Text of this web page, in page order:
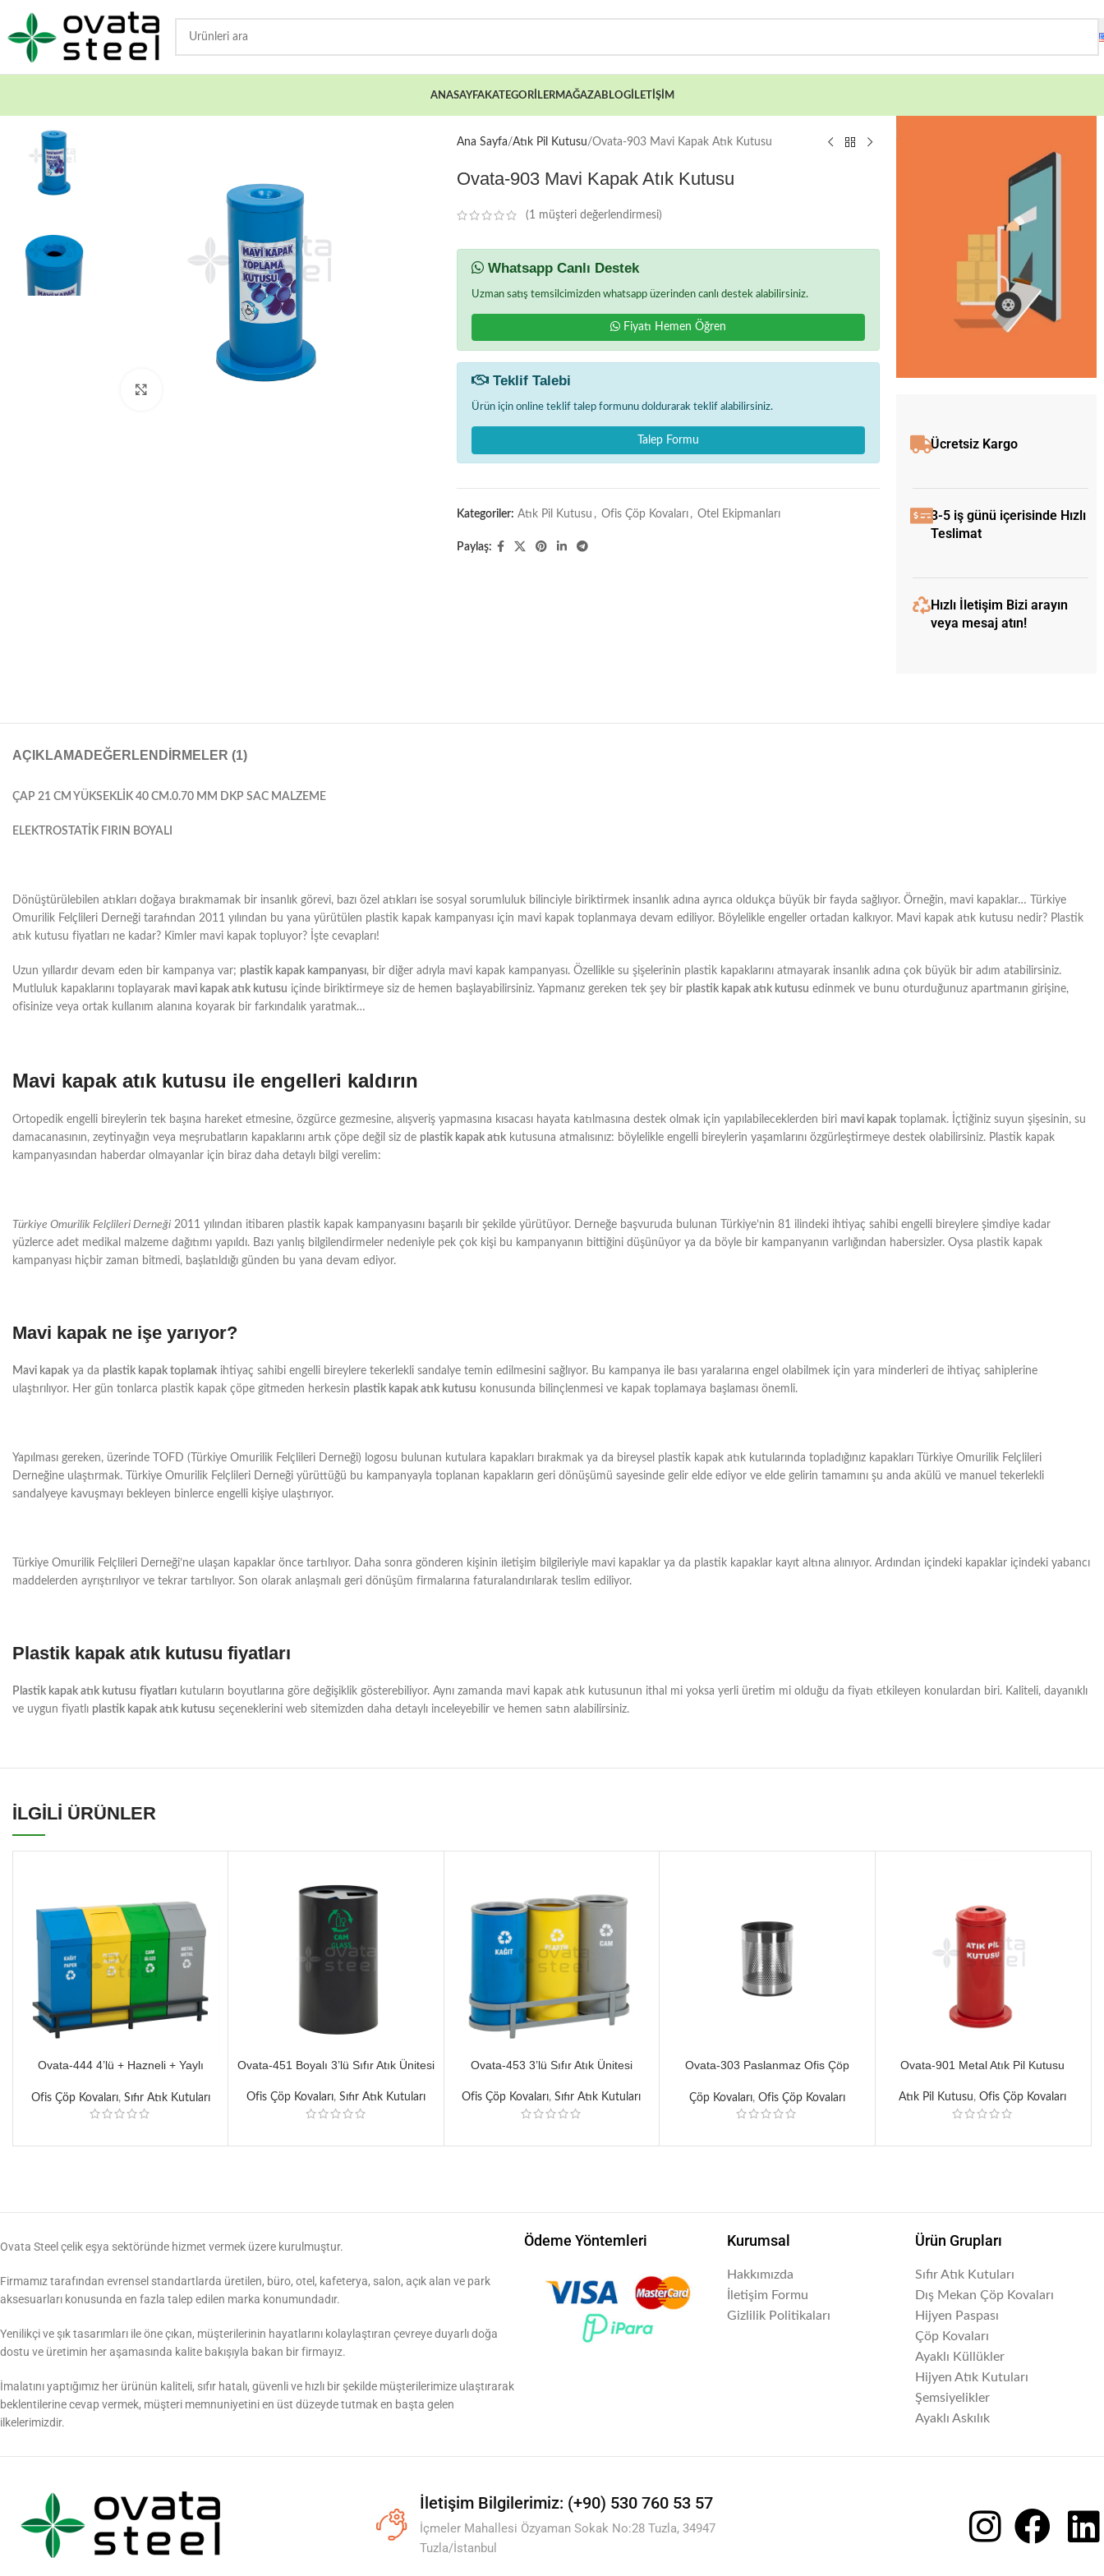
ANASAYFAKATEGORILERMAĞAZABLOGİLETIŞIM
Ana Sayfa Atık Pil Kutusu Ovata-903 Mavi Kapak Atık Kutusu
Ovata-903 Mavi Kapak Atık Kutusu
(1 müşteri değerlendirmesi)
Whatsapp Canlı Destek
Uzman satış temsilcimizden whatsapp üzerinden canlı destek alabilirsiniz.
Fiyatı Hemen Öğren
Teklif Talebi
Ürün için online teklif talep formunu doldurarak teklif alabilirsiniz.
Talep Formu
Kategoriler: Atık Pil Kutusu , Ofis Çöp Kovaları , Otel Ekipmanları
Paylaş:
Ücretsiz Kargo
3-5 iş günü içerisinde Hızlı
Teslimat
Hızlı İletişim Bizi arayın
veya mesaj atın!
AÇIKLAMA DEĞERLENDIRMELER (1)
ÇAP 21 CM YÜKSEKLİK 40 CM.0.70 MM DKP SAC MALZEME
ELEKTROSTATİK FIRIN BOYALI
Dönüştürülebilen atıkları doğaya bırakmamak bir insanlık görevi, bazı özel atıkları ise sosyal sorumluluk bilinciyle biriktirmek insanlık adına ayrıca oldukça büyük bir fayda sağlıyor. Örneğin, mavi kapaklar… Türkiye
Omurilik Felçlileri Derneği tarafından 2011 yılından bu yana yürütülen plastik kapak kampanyası için mavi kapak toplanmaya devam ediliyor. Böylelikle engeller ortadan kalkıyor. Mavi kapak atık kutusu nedir? Plastik
atık kutusu fiyatları ne kadar? Kimler mavi kapak topluyor? İşte cevapları!
Uzun yıllardır devam eden bir kampanya var; plastik kapak kampanyası, bir diğer adıyla mavi kapak kampanyası. Özellikle su şişelerinin plastik kapaklarını atmayarak insanlık adına çok büyük bir adım atabilirsiniz.
Mutluluk kapaklarını toplayarak mavi kapak atık kutusu içinde biriktirmeye siz de hemen başlayabilirsiniz. Yapmanız gereken tek şey bir plastik kapak atık kutusu edinmek ve bunu oturduğunuz apartmanın girişine,
ofisinize veya ortak kullanım alanına koyarak bir farkındalık yaratmak…
Mavi kapak atık kutusu ile engelleri kaldırın
Ortopedik engelli bireylerin tek başına hareket etmesine, özgürce gezmesine, alışveriş yapmasına kısacası hayata katılmasına destek olmak için yapılabileceklerden biri mavi kapak toplamak. İçtiğiniz suyun şişesinin, su
damacanasının, zeytinyağın veya meşrubatların kapaklarını artık çöpe değil siz de plastik kapak atık kutusuna atmalısınız: böylelikle engelli bireylerin yaşamlarını özgürleştirmeye destek olabilirsiniz. Plastik kapak
kampanyasından haberdar olmayanlar için biraz daha detaylı bilgi verelim:
Türkiye Omurilik Felçlileri Derneği 2011 yılından itibaren plastik kapak kampanyasını başarılı bir şekilde yürütüyor. Derneğe başvuruda bulunan Türkiye’nin 81 ilindeki ihtiyaç sahibi engelli bireylere şimdiye kadar
yüzlerce adet medikal malzeme dağıtımı yapıldı. Bazı yanlış bilgilendirmeler nedeniyle pek çok kişi bu kampanyanın bittiğini düşünüyor ya da böyle bir kampanyanın varlığından habersizler. Oysa plastik kapak
kampanyası hiçbir zaman bitmedi, başlatıldığı günden bu yana devam ediyor.
Mavi kapak ne işe yarıyor?
Mavi kapak ya da plastik kapak toplamak ihtiyaç sahibi engelli bireylere tekerlekli sandalye temin edilmesini sağlıyor. Bu kampanya ile bası yaralarına engel olabilmek için yara minderleri de ihtiyaç sahiplerine
ulaştırılıyor. Her gün tonlarca plastik kapak çöpe gitmeden herkesin plastik kapak atık kutusu konusunda bilinçlenmesi ve kapak toplamaya başlaması önemli.
Yapılması gereken, üzerinde TOFD (Türkiye Omurilik Felçlileri Derneği) logosu bulunan kutulara kapakları bırakmak ya da bireysel plastik kapak atık kutularında topladığınız kapakları Türkiye Omurilik Felçlileri
Derneğine ulaştırmak. Türkiye Omurilik Felçlileri Derneği yürüttüğü bu kampanyayla toplanan kapakların geri dönüşümü sayesinde gelir elde ediyor ve elde gelirin tamamını şu anda akülü ve manuel tekerlekli
sandalyeye kavuşmayı bekleyen binlerce engelli kişiye ulaştırıyor.
Türkiye Omurilik Felçlileri Derneği’ne ulaşan kapaklar önce tartılıyor. Daha sonra gönderen kişinin iletişim bilgileriyle mavi kapaklar ya da plastik kapaklar kayıt altına alınıyor. Ardından içindeki kapaklar içindeki yabancı
maddelerden ayrıştırılıyor ve tekrar tartılıyor. Son olarak anlaşmalı geri dönüşüm firmalarına faturalandırılarak teslim ediliyor.
Plastik kapak atık kutusu fiyatları
Plastik kapak atık kutusu fiyatları kutuların boyutlarına göre değişiklik gösterebiliyor. Aynı zamanda mavi kapak atık kutusunun ithal mi yoksa yerli üretim mi olduğu da fiyatı etkileyen konulardan biri. Kaliteli, dayanıklı
ve uygun fiyatlı plastik kapak atık kutusu seçeneklerini web sitemizden daha detaylı inceleyebilir ve hemen satın alabilirsiniz.
İLGİLİ ÜRÜNLER
Ovata-444 4’lü + Hazneli + Yaylı
Ofis Çöp Kovaları, Sıfır Atık Kutuları
Ovata-451 Boyalı 3’lü Sıfır Atık Ünitesi
Ofis Çöp Kovaları,Sıfır Atık Kutuları
Ovata-453 3’lü Sıfır Atık Ünitesi
Ofis Çöp Kovaları,Sıfır Atık Kutuları
Ovata-303 Paslanmaz Ofis Çöp
Çöp Kovaları, Ofis Çöp Kovaları
Ovata-901 Metal Atık Pil Kutusu
Atık Pil Kutusu,Ofis Çöp Kovaları
Ovata Steel çelik eşya sektöründe hizmet vermek üzere kurulmuştur.
Firmamız tarafından evrensel standartlarda üretilen, büro, otel, kafeterya, salon, açık alan ve park
aksesuarları konusunda en fazla talep edilen marka konumundadır.
Yenilikçi ve şık tasarımları ile öne çıkan, müşterilerinin hayatlarını kolaylaştıran çevreye duyarlı doğa
dostu ve üretimin her aşamasında kalite bakışıyla bakan bir firmayız.
İmalatını yaptığımız her ürünün kaliteli, sıfır hatalı, güvenli ve hızlı bir şekilde müşterilerimize ulaştırarak
beklentilerine cevap vermek, müşteri memnuniyetini en üst düzeyde tutmak en başta gelen
ilkelerimizdir.
Ödeme Yöntemleri Kurumsal
Hakkımızda
İletişim Formu
Gizlilik Politikaları
Ürün Grupları
Sıfır Atık Kutuları
Dış Mekan Çöp Kovaları
Hijyen Paspası
Çöp Kovaları
Ayaklı Küllükler
Hijyen Atık Kutuları
Şemsiyelikler
Ayaklı Askılık
İletişim Bilgilerimiz: (+90) 530 760 53 57
İçmeler Mahallesi Özyaman Sokak No:28 Tuzla, 34947
Tuzla/İstanbul